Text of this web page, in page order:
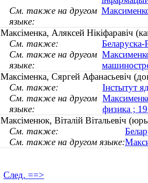
См. также на другом
языке:
Максіменка, Аляксей Нікіфаравіч
См. также:
Беларуска-
См. также на другом
языке:
Максіменка, Сяргей Афанасьевіч
См. также:
Інстытут
См. также на другом
языке:
физика ;
Максіменюк, Віталій Вітальевіч
См. также:
См. также на другом языке:
След. ==>